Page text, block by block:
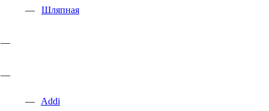
Шляпная
Addi